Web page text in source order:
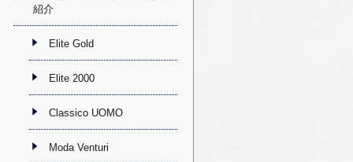
紹介
Elite Gold
Elite 2000
Classico UOMO
Moda Venturi